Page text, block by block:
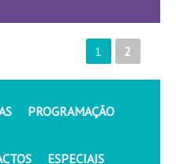
1 2
PROGRAMAÇÃO
ESPECIAIS